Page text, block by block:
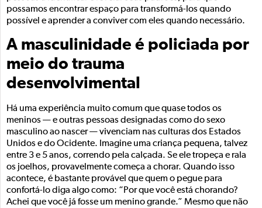
possamos encontrar espaço para transformá-los quando
possível e aprender a conviver com eles quando necessário.
A masculinidade é policiada por
meio do trauma
desenvolvimental
Há uma experiência muito comum que quase todos os
meninos — e outras pessoas designadas como do sexo
masculino ao nascer — vivenciam nas culturas dos Estados
Unidos e do Ocidente. Imagine uma criança pequena, talvez
entre 3 e 5 anos, correndo pela calçada. Se ele tropeça e rala
os joelhos, provavelmente começa a chorar. Quando isso
acontece, é bastante provável que quem o pegue para
confortá-lo diga algo como: “Por que você está chorando?
Achei que você já fosse um menino grande.” Mesmo que não